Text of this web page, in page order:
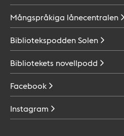
Mångspråkiga lånecentralen
BibliotekspoddenSolen
Bibliotekets novellpodd
Facebook
Instagram